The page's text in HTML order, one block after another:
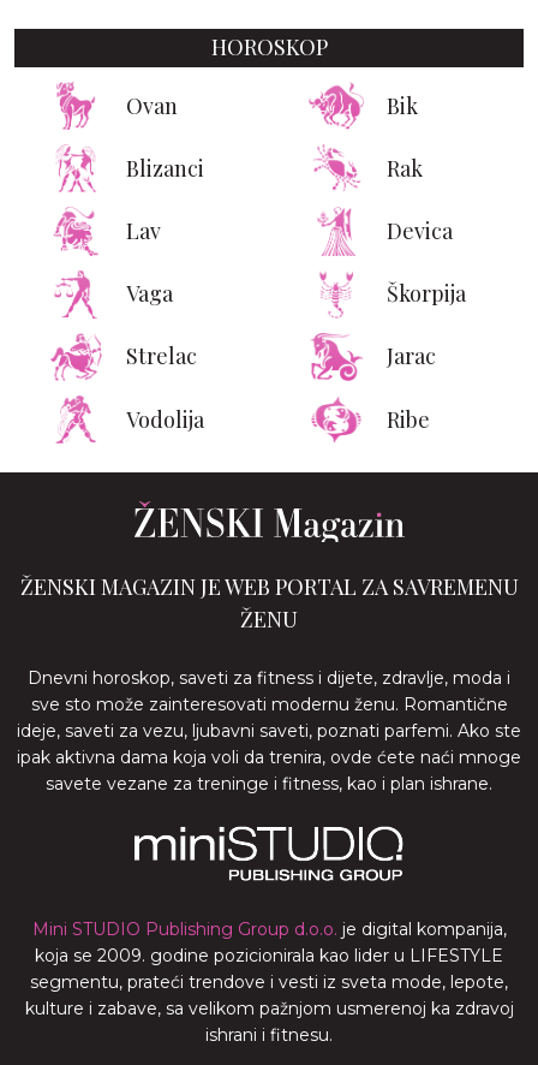
HOROSKOP
Ovan Bik
Blizanci Rak
Lav Devica
Vaga Škorpija
Strelac Jarac
Vodolija Ribe
ŽENSKI MAGAZIN JE WEB PORTAL ZA SAVREMENU
ŽENU
Dnevni horoskop, saveti za fitness i dijete, zdravlje, moda i
sve sto može zainteresovati modernu ženu. Romantične
ideje, saveti za vezu, ljubavni saveti, poznati parfemi. Ako ste
ipak aktivna dama koja voli da trenira, ovde ćete naći mnoge
savete vezane za treninge i fitness, kao i plan ishrane.
Mini STUDIO Publishing Group d.o.o. je digital kompanija,
koja se 2009. godine pozicionirala kao lider u LIFESTYLE
segmentu, prateći trendove i vesti iz sveta mode, lepote,
kulture i zabave, sa velikom pažnjom usmerenoj ka zdravoj
ishrani i fitnesu.